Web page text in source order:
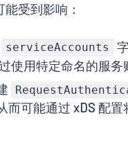
受到影响：
serviceAccounts
使用特定命名的服务
而可能通过 xDS 配